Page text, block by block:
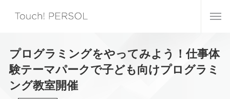
プログラミングをやってみよう！仕事体
験テーマパークで子ども向けプログラミ
ング教室開催